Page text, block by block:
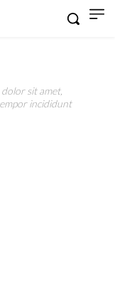
sit amet,
incididunt